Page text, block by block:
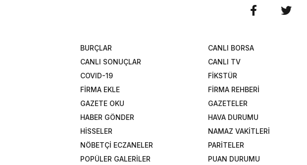
BURÇLAR
CANLI BORSA
CANLI SONUÇLAR
CANLI TV
COVID-19
FİKSTÜR
FİRMA EKLE
FİRMA REHBERİ
GAZETE OKU
GAZETELER
HABER GÖNDER
HAVA DURUMU
HİSSELER
NAMAZ VAKİTLERİ
NÖBETÇİ ECZANELER
PARİTELER
POPÜLER GALERİLER
PUAN DURUMU